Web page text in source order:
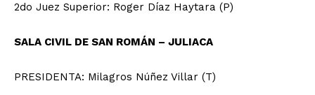
2do Juez Superior: Roger Díaz Haytara (P)
SALA CIVIL DE SAN ROMÁN – JULIACA
PRESIDENTA: Milagros Núñez Villar (T)